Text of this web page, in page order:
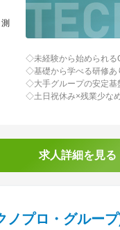
◇未経験から始められる
◇基礎から学べる研修
◇大手グループの安定基
◇土日祝休み×残業少な
求人詳細を見る
ノプロ・グルー